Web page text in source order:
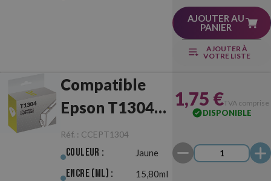
AJOUTER AU
PANIER
AJOUTER À
VOTRE LISTE
Compatible
Epson T1304
Jaune
Réf. : CCEPT1304
Couleur : Jaune
Encre (ml) : 15,80ml
1,75 €TVA comprise
DISPONIBLE